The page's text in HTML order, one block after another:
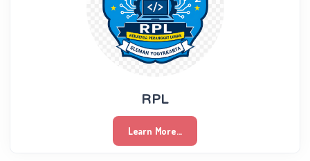
RPL
Learn More...